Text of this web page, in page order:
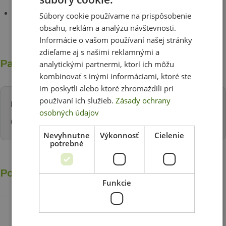
Skrutky na montáž na stenu
Parametre
Rozmery:
62,5 (v) x 45,1 (š) cm
Podobné produkty
Súbory cookie používame na prispôsobenie
obsahu, reklám a analýzu návštevnosti.
Informácie o vašom používaní našej stránky
zdieľame aj s našimi reklamnými a
analytickými partnermi, ktorí ich môžu
kombinovať s inými informáciami, ktoré ste
im poskytli alebo ktoré zhromaždili pri
používaní ich služieb.Zásady ochrany
osobných údajov
Nevyhnutne
potrebné
Výkonnosť Cielenie
Funkcie